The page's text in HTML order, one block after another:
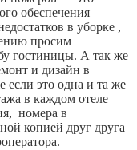
обеспечения
в уборке ,
просим
гостиницы. А так же
и дизайн в
если это одна и та же
в каждом отеле
номера в
копией друг друга